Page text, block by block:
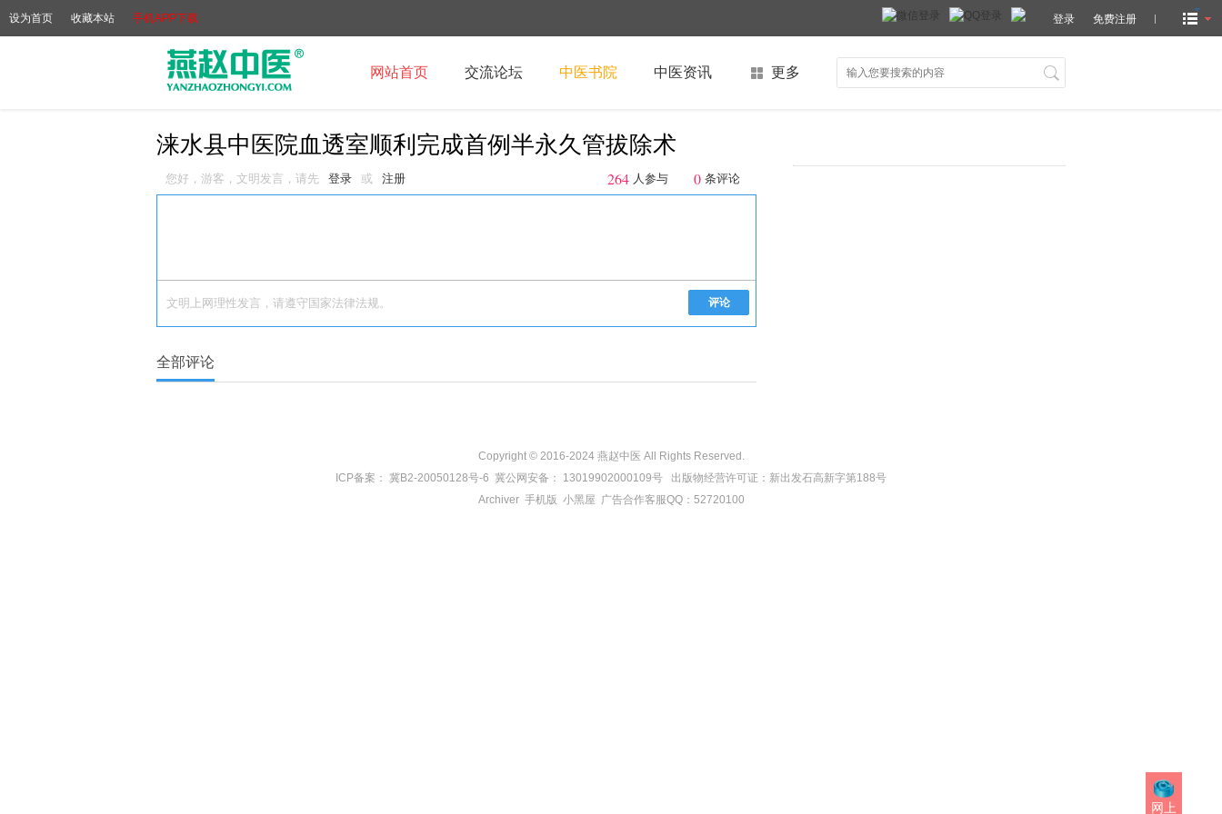
设为首页 收藏本站 手机APP下载 登录 免费注册
网站首页 交流论坛 中医书院 中医资讯 更多
涞水县中医院血透室顺利完成首例半永久管拔除术
0 条评论
264 人参与
您好，游客，文明发言，请先 登录 或 注册
文明上网理性发言，请遵守国家法律法规。 评论
全部评论
Copyright © 2016-2024 燕赵中医 All Rights Reserved.
ICP备案： 冀B2-20050128号-6 冀公网安备： 13019902000109号
出版物经营许可证：新出发石高新字第188号
Archiver 手机版 小黑屋 广告合作客服QQ：52720100
网上